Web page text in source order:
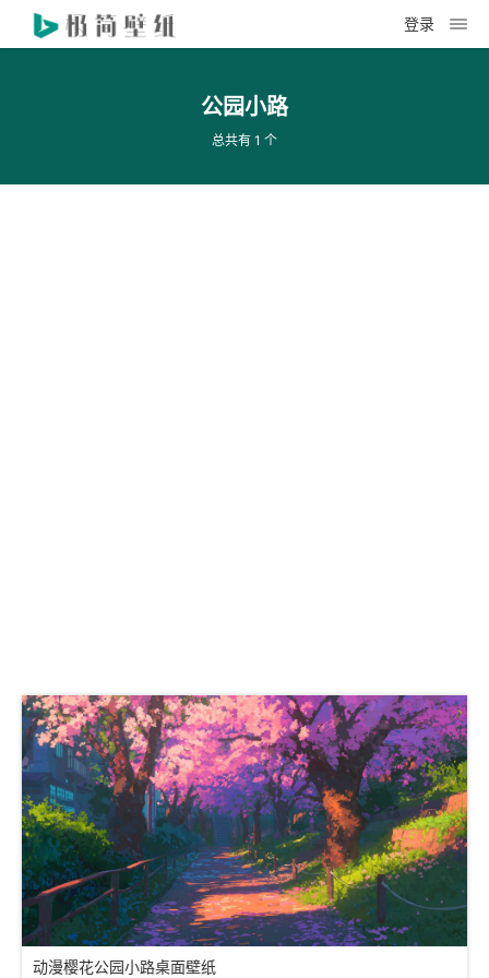
登录
公园小路
总共有 1 个
动漫樱花公园小路桌面壁纸